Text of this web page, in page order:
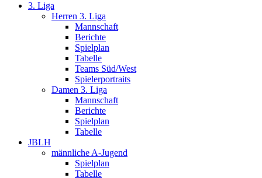
3. Liga
Herren 3. Liga
Mannschaft
Berichte
Spielplan
Tabelle
Teams Süd/West
Spielerportraits
Damen 3. Liga
Mannschaft
Berichte
Spielplan
Tabelle
JBLH
männliche A-Jugend
Spielplan
Tabelle